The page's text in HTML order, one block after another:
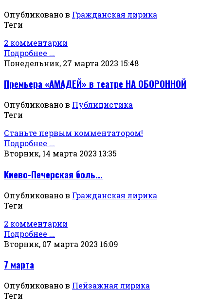
Опубликовано в Гражданская лирика
Теги
2 комментарии
Подробнее ...
Понедельник, 27 марта 2023 15:48
Премьера «АМАДЕЙ» в театре НА ОБОРОННОЙ
Опубликовано в Публицистика
Теги
Станьте первым комментатором!
Подробнее ...
Вторник, 14 марта 2023 13:35
Киево-Печерская боль...
Опубликовано в Гражданская лирика
Теги
2 комментарии
Подробнее ...
Вторник, 07 марта 2023 16:09
7 марта
Опубликовано в Пейзажная лирика
Теги